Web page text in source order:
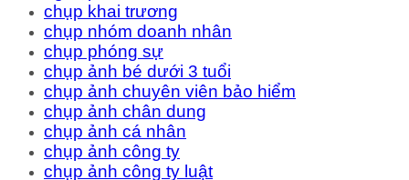
chụp khai trương
chụp nhóm doanh nhân
chụp phóng sự
chụp ảnh bé dưới 3 tuổi
chụp ảnh chuyên viên bảo hiểm
chụp ảnh chân dung
chụp ảnh cá nhân
chụp ảnh công ty
chụp ảnh công ty luật